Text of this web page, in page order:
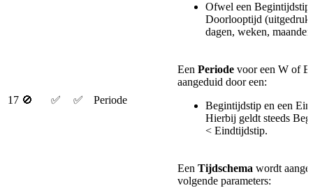
Ofwel een Begintijdstip
Doorlooptijd
dagen, weken,
17 🚫 ✅ ✅ Periode
Een Periode voor een W of
aangeduid door een:
Begintijdstip en een
Hierbij geldt steeds
< Eindtijdstip.
Een Tijdschema wordt
volgende parameters: